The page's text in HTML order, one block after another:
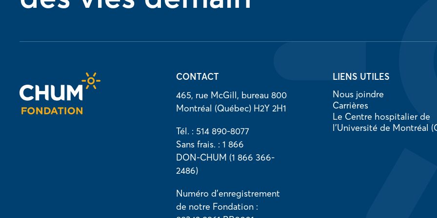
CONTACT
465, rue McGill, bureau 800
Montréal (Québec) H2Y 2H1
Tél. : 514 890-8077
Sans frais. : 1 866
DON-CHUM (1 866 366-
2486)
Numéro d’enregistrement
de notre Fondation :
LIENS UTILES
Nous joindre
Carrières
Le Centre hospitalier de
l’Université de Montréal